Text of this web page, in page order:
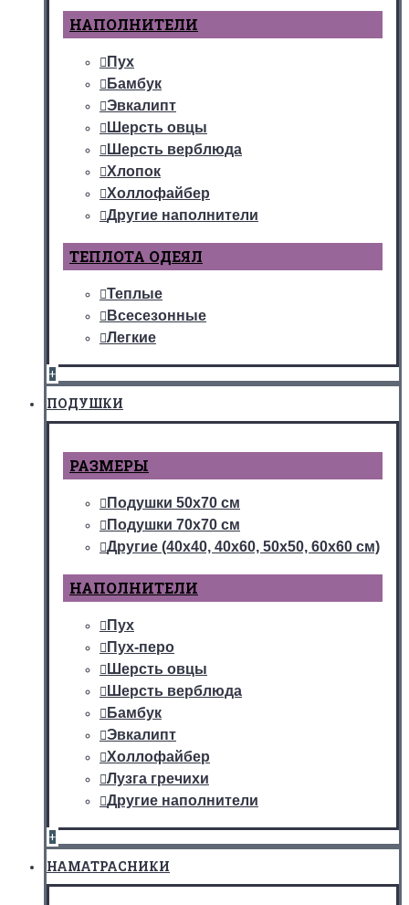
НАПОЛНИТЕЛИ
Пух
Бамбук
Эвкалипт
Шерсть овцы
Шерсть верблюда
Хлопок
Холлофайбер
Другие наполнители
ТЕПЛОТА ОДЕЯЛ
Теплые
Всесезонные
Легкие
+
ПОДУШКИ
РАЗМЕРЫ
Подушки 50х70 см
Подушки 70х70 см
Другие (40х40, 40х60, 50х50, 60х60 см)
НАПОЛНИТЕЛИ
Пух
Пух-перо
Шерсть овцы
Шерсть верблюда
Бамбук
Эвкалипт
Холлофайбер
Лузга гречихи
Другие наполнители
+
НАМАТРАСНИКИ